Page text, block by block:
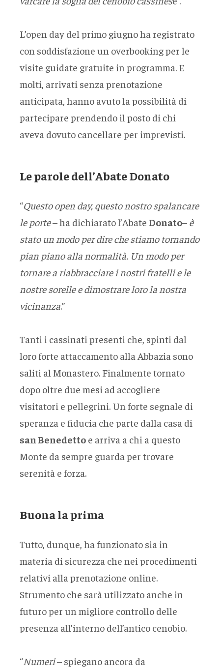
L’open day del primo giugno ha registrato
con soddisfazione un overbooking per le
visite guidate gratuite in programma. E
molti, arrivati senza prenotazione
anticipata, hanno avuto la possibilità di
partecipare prendendo il posto di chi
aveva dovuto cancellare per imprevisti.
Le parole dell’Abate Donato
“Questo open day, questo nostro spalancare
le porte– ha dichiarato l’Abate Donato– è
stato un modo per dire che stiamo tornando
pian piano alla normalità. Un modo per
tornare a riabbracciare i nostri fratelli e le
nostre sorelle e dimostrare loro la nostra
vicinanza.”
Tanti i cassinati presenti che, spinti dal
loro forte attaccamento alla Abbazia sono
saliti al Monastero. Finalmente tornato
dopo oltre due mesi ad accogliere
visitatori e pellegrini. Un forte segnale di
speranza e fiducia che parte dalla casa di
san Benedetto e arriva a chi a questo
Monte da sempre guarda per trovare
serenità e forza.
Buona la prima
Tutto, dunque, ha funzionato sia in
materia di sicurezza che nei procedimenti
relativi alla prenotazione online.
Strumento che sarà utilizzato anche in
futuro per un migliore controllo delle
presenza all’interno dell’antico cenobio.
“Numeri– spiegano ancora da